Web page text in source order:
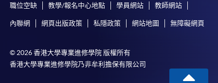
職位空缺 教學/報名中心地點 學員網站 教師網站
內聯網 網頁出版政策 私隱政策 網站地圖 無障礙網頁
© 2026 香港大學專業進修學院 版權所有
香港大學專業進修學院乃非牟利擔保有限公司